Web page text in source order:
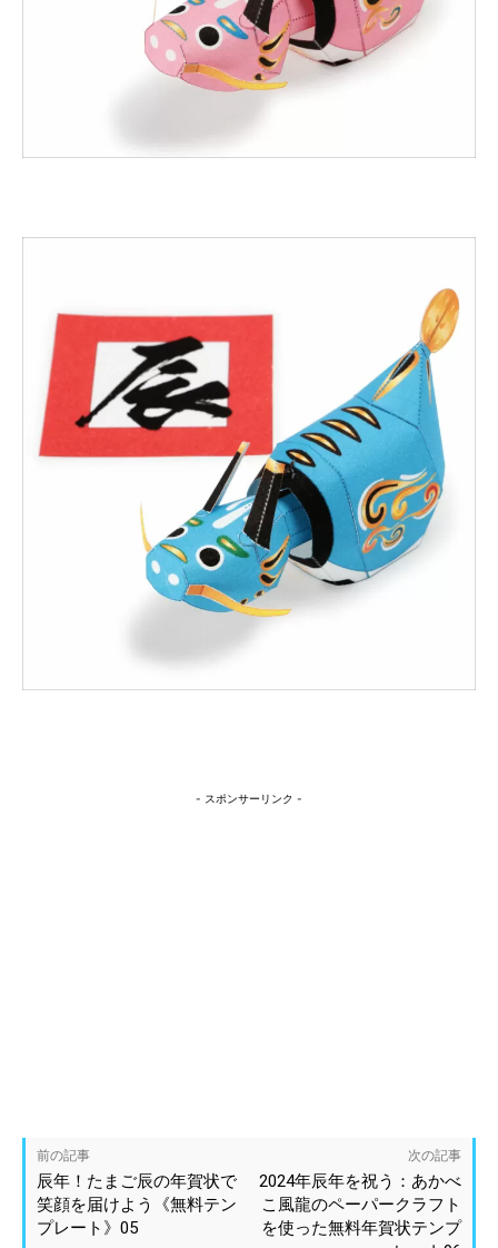
- スポンサーリンク -
前の記事
辰年！たまご辰の年賀状で
笑顔を届けよう《無料テン
プレート》05
次の記事
2024年辰年を祝う：あかべ
こ風龍のペーパークラフト
を使った無料年賀状テンプ